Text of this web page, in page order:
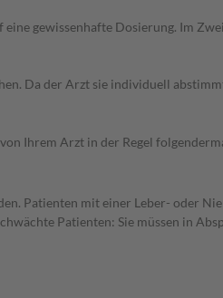
gewissenhafte Dosierung. Im
Da der Arzt sie individuell
Ihrem Arzt in der Regel
Patienten mit einer Leber- oder
Patienten: Sie müssen in